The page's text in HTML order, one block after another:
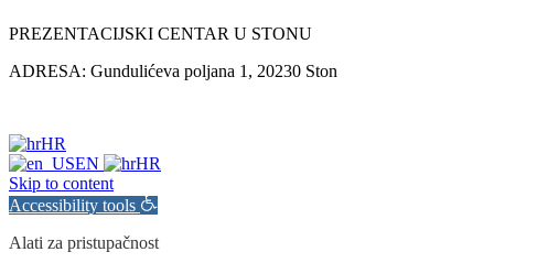
PREZENTACIJSKI CENTAR U STONU
ADRESA: Gundulićeva poljana 1, 20230 Ston
HR
EN
HR
Skip to content
Accessibility tools
Alati za pristupačnost